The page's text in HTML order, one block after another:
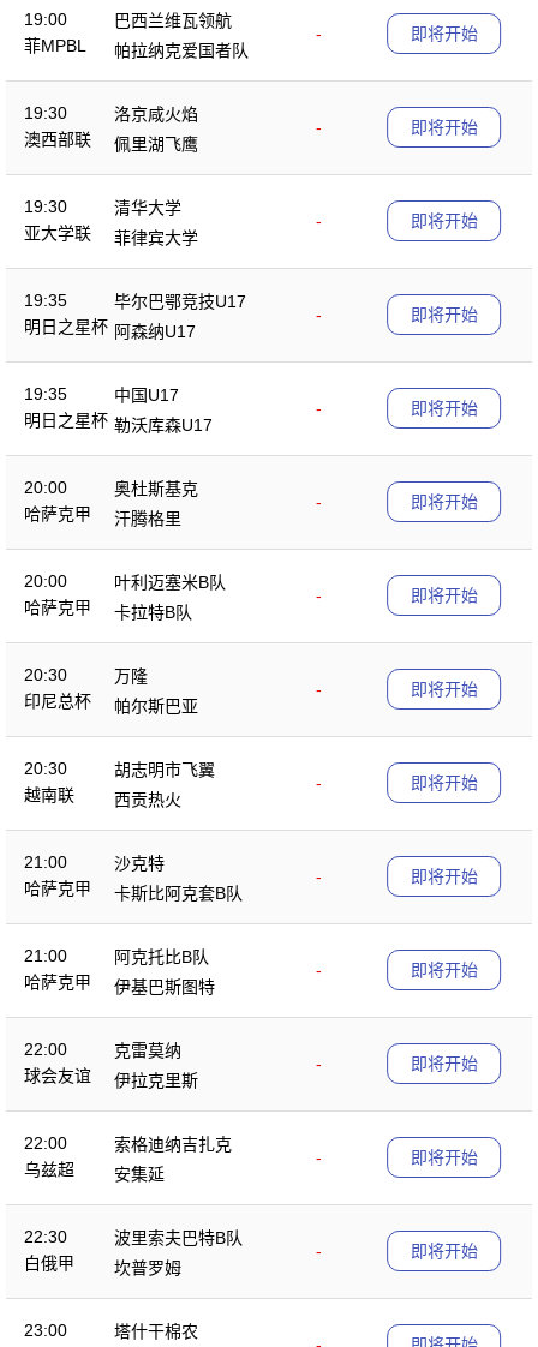
19:00
菲MPBL
巴西兰维瓦领航
-
帕拉纳克爱国者队
即将开始
19:30
澳西部联
洛京咸火焰
-
佩里湖飞鹰
即将开始
19:30
亚大学联
清华大学
-
菲律宾大学
即将开始
19:35
明日之星杯
毕尔巴鄂竞技U17
-
阿森纳U17
即将开始
19:35
明日之星杯
中国U17
-
勒沃库森U17
即将开始
20:00
哈萨克甲
奥杜斯基克
-
汗腾格里
即将开始
20:00
哈萨克甲
叶利迈塞米B队
-
卡拉特B队
即将开始
20:30
印尼总杯
万隆
-
帕尔斯巴亚
即将开始
20:30
越南联
胡志明市飞翼
-
西贡热火
即将开始
21:00
哈萨克甲
沙克特
-
卡斯比阿克套B队
即将开始
21:00
哈萨克甲
阿克托比B队
-
伊基巴斯图特
即将开始
22:00
球会友谊
克雷莫纳
-
伊拉克里斯
即将开始
22:00
乌兹超
索格迪纳吉扎克
-
安集延
即将开始
22:30
白俄甲
波里索夫巴特B队
-
坎普罗姆
即将开始
23:00
塔什干棉农